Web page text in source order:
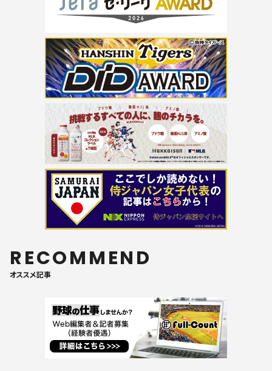
RECOMMEND
オススメ記事